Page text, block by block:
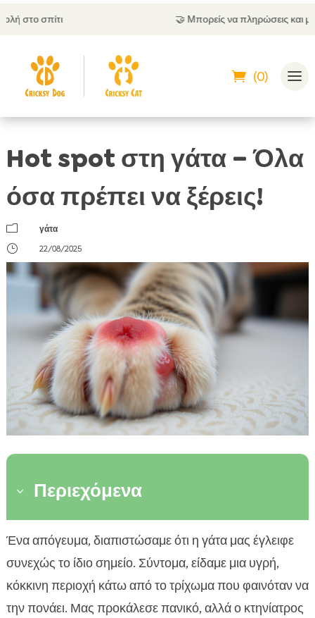
Μπορείς να πληρώσεις και με αντικαταβολή
(0)
Hot spot στη γάτα – Όλα
όσα πρέπει να ξέρεις!
m
γάτα
}
22/08/2025
3 Περιεχόμενα
 Τι είναι το hot spot στη γάτα και γιατί μας αφορά
 Αίτια εμφάνισης και επιβαρυντικοί παράγοντες
 Συμπτώματα που δεν πρέπει να αγνοήσουμε
 Διάγνωση από τον κτηνίατρο
Ένα απόγευμα, διαπιστώσαμε ότι η γάτα μας έγλειφε
συνεχώς το ίδιο σημείο. Σύντομα, είδαμε μια υγρή,
κόκκινη περιοχή κάτω από το τρίχωμα που φαινόταν να
την πονάει. Μας προκάλεσε πανικό, αλλά ο κτηνίατρος